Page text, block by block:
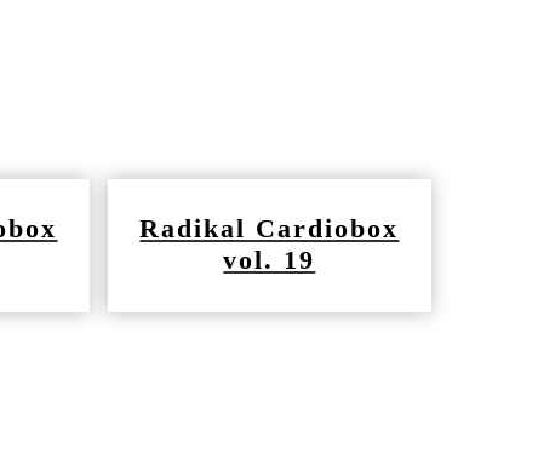
Radikal Cardiobox
vol. 19